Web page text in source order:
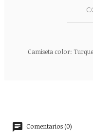
Camiseta color:
Comentarios (0)